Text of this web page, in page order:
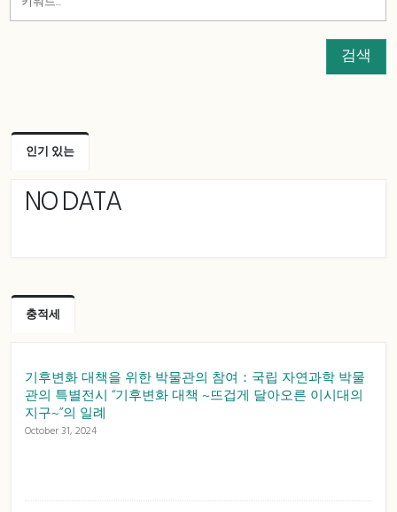
검색
인기 있는
NO DATA
충적세
기후변화 대책을 위한 박물관의 참여：국립 자연과학 박물
관의 특별전시 “기후변화 대책 ~뜨겁게 달아오른 이시대의
지구~”의 일례
October 31, 2024